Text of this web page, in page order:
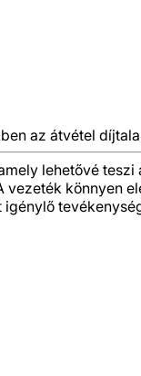
az átvétel
lehetővé
könnyen